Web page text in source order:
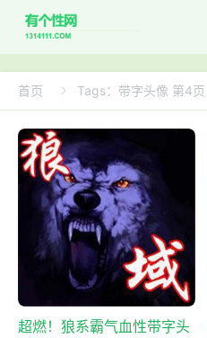
首页  Tags：带字头像 第4页
超燃！狼系霸气血性带字头